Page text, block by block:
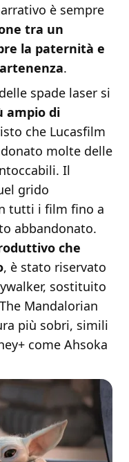
è sempre
tra un
la paternità e
.
spade laser si
ampio di
che Lucasfilm
molte delle
Il
grido
tutti i film fino a
abbandonato.
che
, è stato riservato
sostituito
Mandalorian
più sobri, simili
come Ahsoka